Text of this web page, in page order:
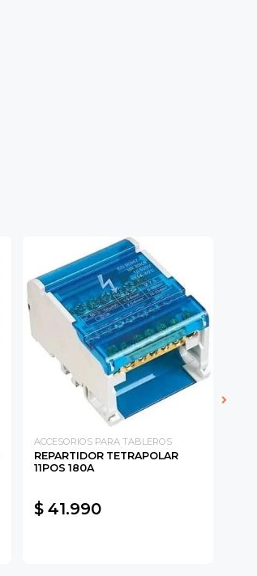
ACCESORIOS PARA TABLEROS
REPARTIDOR TETRAPOLAR
11POS 180A
$ 41.990